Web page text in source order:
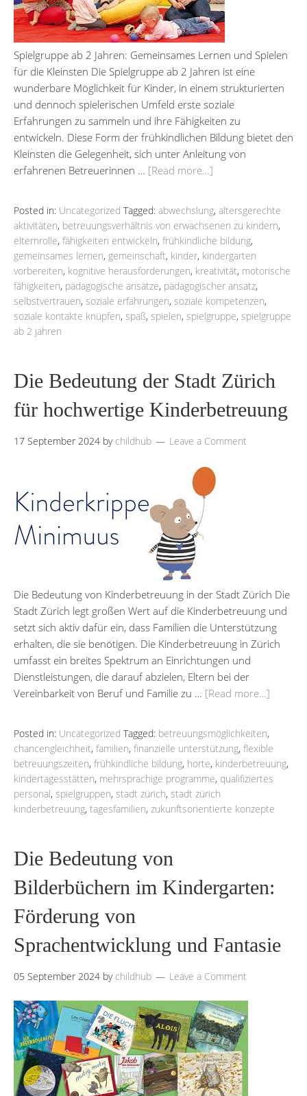
Spielgruppe ab 2 Jahren: Gemeinsames Lernen und Spielen
für die Kleinsten Die Spielgruppe ab 2 Jahren ist eine
wunderbare Möglichkeit für Kinder, in einem strukturierten
und dennoch spielerischen Umfeld erste soziale
Erfahrungen zu sammeln und ihre Fähigkeiten zu
entwickeln. Diese Form der frühkindlichen Bildung bietet den
Kleinsten die Gelegenheit, sich unter Anleitung von
erfahrenen Betreuerinnen … [Read more…]
Posted in: Uncategorized Tagged: abwechslung, altersgerechte
aktivitäten, betreuungsverhältnis von erwachsenen zu kindern,
elternrolle, fähigkeiten entwickeln, frühkindliche bildung,
gemeinsames lernen, gemeinschaft, kinder, kindergarten
vorbereiten, kognitive herausforderungen, kreativität, motorische
fähigkeiten, pädagogische ansätze, pädagogischer ansatz,
selbstvertrauen, soziale erfahrungen, soziale kompetenzen,
soziale kontakte knüpfen, spaß, spielen, spielgruppe, spielgruppe
ab 2 jahren
Die Bedeutung der Stadt Zürich
für hochwertige Kinderbetreuung
17 September 2024 by childhub Leave a Comment
Die Bedeutung von Kinderbetreuung in der Stadt Zürich Die
Stadt Zürich legt großen Wert auf die Kinderbetreuung und
setzt sich aktiv dafür ein, dass Familien die Unterstützung
erhalten, die sie benötigen. Die Kinderbetreuung in Zürich
umfasst ein breites Spektrum an Einrichtungen und
Dienstleistungen, die darauf abzielen, Eltern bei der
Vereinbarkeit von Beruf und Familie zu … [Read more…]
Posted in: Uncategorized Tagged: betreuungsmöglichkeiten,
chancengleichheit, familien, finanzielle unterstützung, flexible
betreuungszeiten, frühkindliche bildung, horte, kinderbetreuung,
kindertagesstätten, mehrsprachige programme, qualifiziertes
personal, spielgruppen, stadt zürich, stadt zürich
kinderbetreuung, tagesfamilien, zukunftsorientierte konzepte
Die Bedeutung von
Bilderbüchern im Kindergarten:
Förderung von
Sprachentwicklung und Fantasie
05 September 2024 by childhub Leave a Comment